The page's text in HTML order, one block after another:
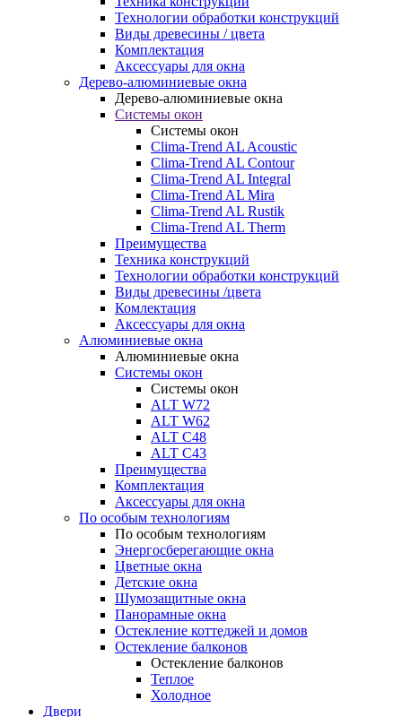
Технологии обработки конструкций
Виды древесины / цвета
Комплектация
Аксессуары для окна
Дерево-алюминиевые окна
Дерево-алюминиевые окна
Системы окон
Системы окон
Clima-Trend AL Acoustic
Clima-Trend AL Contour
Clima-Trend AL Integral
Clima-Trend AL Mira
Clima-Trend AL Rustik
Clima-Trend AL Therm
Преимущества
Техника конструкций
Технологии обработки конструкций
Виды древесины /цвета
Комлектация
Аксессуары для окна
Алюминиевые окна
Алюминиевые окна
Системы окон
Системы окон
ALT W72
ALT W62
ALT С48
ALT С43
Преимущества
Комплектация
Аксессуары для окна
По особым технологиям
По особым технологиям
Энергосберегающие окна
Цветные окна
Детские окна
Шумозащитные окна
Панорамные окна
Остекление коттеджей и домов
Остекление балконов
Остекление балконов
Теплое
Холодное
Двери